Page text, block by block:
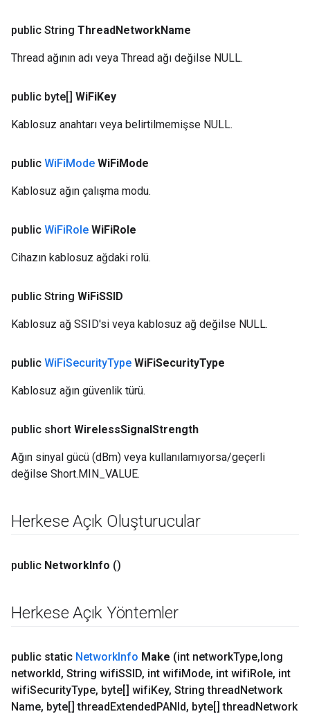
public String ThreadNetworkName
Thread ağının adı veya Thread ağı değilse NULL.
public byte[] WiFiKey
Kablosuz anahtarı veya belirtilmemişse NULL.
public WiFiMode WiFiMode
Kablosuz ağın çalışma modu.
public WiFiRole WiFiRole
Cihazın kablosuz ağdaki rolü.
public String WiFiSSID
Kablosuz ağ SSID'si veya kablosuz ağ değilse NULL.
public WiFiSecurityType WiFiSecurityType
Kablosuz ağın güvenlik türü.
public short WirelessSignalStrength
Ağın sinyal gücü (dBm) veya kullanılamıyorsa/geçerli
değilse Short.MIN_VALUE.
Herkese Açık Oluşturucular
public NetworkInfo ()
Herkese Açık Yöntemler
public static NetworkInfo Make (int networkType,long
networkId, String wifiSSID, int wifiMode, int wifiRole, int
wifiSecurityType, byte[] wifiKey, String threadNetwork
Name, byte[] threadExtendedPANId, byte[] threadNetwork